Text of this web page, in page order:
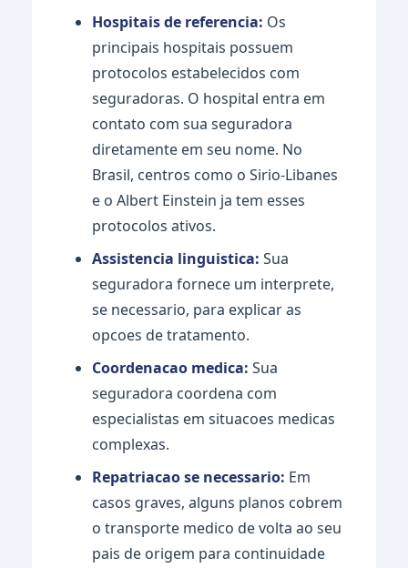
Hospitais de referencia: Os
principais hospitais possuem
protocolos estabelecidos com
seguradoras. O hospital entra em
contato com sua seguradora
diretamente em seu nome. No
Brasil, centros como o Sirio-Libanes
e o Albert Einstein ja tem esses
protocolos ativos.
Assistencia linguistica: Sua
seguradora fornece um interprete,
se necessario, para explicar as
opcoes de tratamento.
Coordenacao medica: Sua
seguradora coordena com
especialistas em situacoes medicas
complexas.
Repatriacao se necessario: Em
casos graves, alguns planos cobrem
o transporte medico de volta ao seu
pais de origem para continuidade